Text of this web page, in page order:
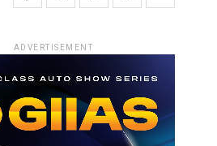
ADVERTISEMENT